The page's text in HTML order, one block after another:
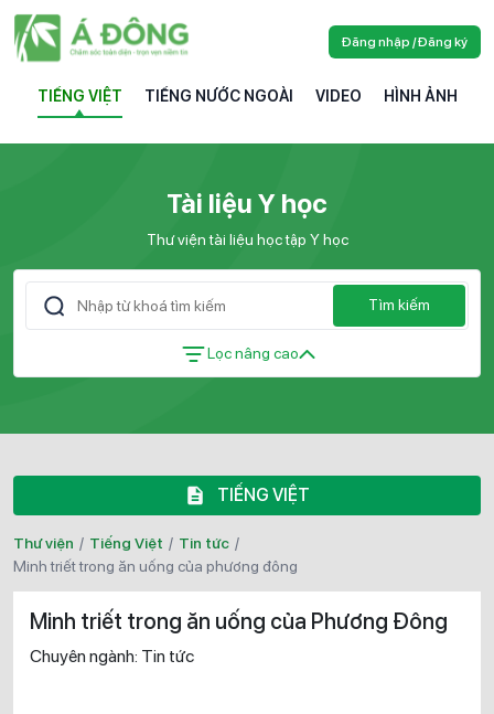
TIẾNG VIỆT TIẾNG NƯỚC NGOÀI VIDEO HÌNH ẢNH
Đăng nhập / Đăng ký
Tài liệu Y học
Thư viện tài liệu học tập Y học
Tìm kiếm
Lọc nâng cao
TIẾNG VIỆT
Thư viện / Tiếng Việt / Tin tức /
minh triết trong ăn uống của phương đông
Minh triết trong ăn uống của Phương Đông
Chuyên ngành: Tin tức